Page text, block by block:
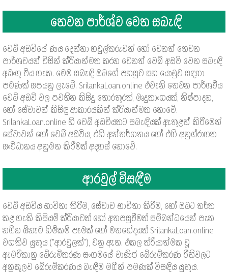
තෙවන පාර්ශ්ව වෙත සබැඳි
වෙබ් අඩවියේ ණය දෙන්නා හවුල්කරුවන් හෝ වෙනත් තෙවන
පාර්ශවයන් විසින් ක්රියාත්මක කරන වෙනත් වෙබ් අඩවි වෙත සබැඳි
අඩංගු විය හැක. මෙම සබැඳි ඔබගේ පහසුව සහ යොමුව සඳහා
පමණක් සපයනු ලැබේ. SrilankaLoan.online එවැනි තෙවන පාර්ශවීය
වෙබ් අඩවි වල පවතින කිසිදු තොරතුරක්, මෘදුකාංගයක්, නිෂ්පාදන,
හෝ සේවාවන් කිසිඳු ආකාරයකින් ක්රියාත්මක නොවේ.
SrilankaLoan.online හි වෙබ් අඩවියකට සබැඳියක් ඇතුළත් කිරීමෙන්
සේවාවන් හෝ වෙබ් අඩවිය, එහි අන්තර්ගතය හෝ එහි අනුග්රාහක
සංවිධානය අනුමත කිරීමක් අදහස් නොවේ.
ආරවුල් විසඳීම
වෙබ් අඩවිය භාවිතා කිරීම, සේවාව භාවිතා කිරීම, හෝ ඔබට තර්ක
කළ හැකි කිසියම් ක්රියාවක් හෝ අතපසුවීමක් සම්බන්ධයෙන් පැන
නගින ඕනෑම හිමිකම් පෑමක් හෝ මතභේදයක් SrilankaLoan.online
වගකිව යුතුය ("ආරවුලක්"), වනු ඇත. එකල ක්රියාත්මක වූ
ඇමරිකානු බේරුම්කරණ සංගමයේ වාණිජ බේරුම්කරණ රීතිවලට
අනුකූලව බේරුම්කරණය බැඳීම මගින් පමණක් විසඳිය යුතුය.